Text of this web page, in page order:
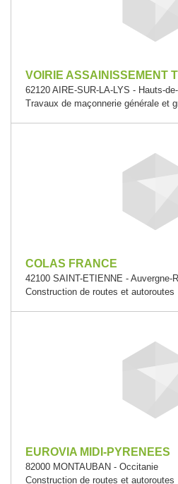
VOIRIE ASSAINISSEMENT
62120 AIRE-SUR-LA-LYS - Hauts-
Travaux de maçonnerie générale et
COLAS FRANCE
42100 SAINT-ETIENNE - Auvergne-
Construction de routes et autoroutes
EUROVIA MIDI-PYRENEES
82000 MONTAUBAN - Occitanie
Construction de routes et autoroutes